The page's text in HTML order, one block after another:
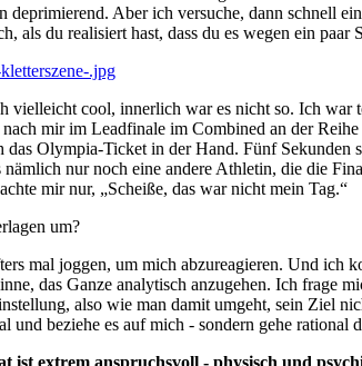
deprimierend. Aber ich versuche, dann schnell
als du realisiert hast, dass du es wegen ein paar
vielleicht cool, innerlich war es nicht so. Ich war
mir im Leadfinale im Combined an der
das Olympia-Ticket in der Hand. Fünf Sekunden
nämlich nur noch eine andere Athletin, die die
mir nur, „Scheiße, das war nicht mein Tag.“
um?
mal joggen, um mich abzureagieren. Und ich
das Ganze analytisch anzugehen. Ich frage
also wie man damit umgeht, sein Ziel
und beziehe es auf mich - sondern gehe rational